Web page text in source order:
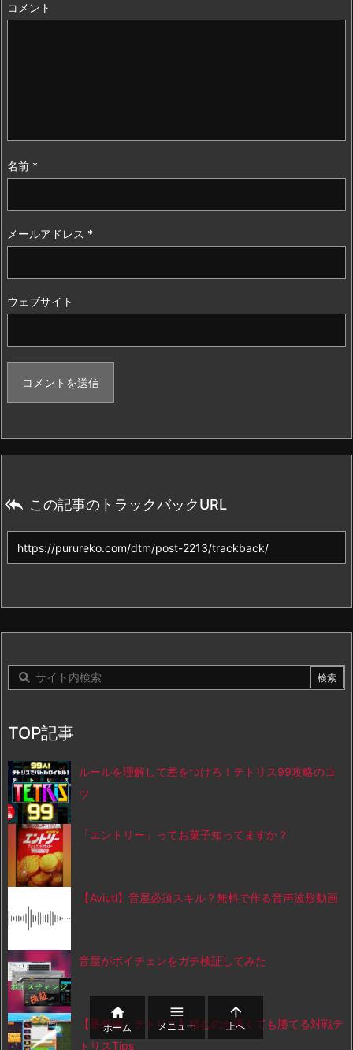
コメント
名前 *
メールアドレス *
ウェブサイト
 この記事のトラックバックURL
TOP記事
ルールを理解して差をつけろ！テトリス99攻略のコ
ツ
「エントリー」ってお菓子知ってますか？
【Aviutl】音屋必須スキル？無料で作る音声波形動画
音屋がボイチェンをガチ検証してみた
【番外編：テトリス】積むのが遅くても勝てる対戦テ
トリスTips

ホーム

メニュー

上へ